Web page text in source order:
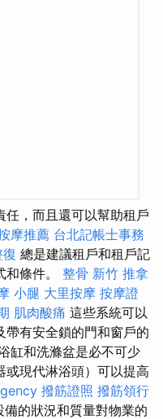
任，而且還可以幫助租戶
摩推薦 台北記帳士事務
總是建議租戶和租戶記
條件。 整骨 新竹 推拿
小腿 大里按摩 按摩證
肌肉酸痛 這些系統可以
帶有安全鎖的門和窗戶的
缸和洗滌盆是必不可少
或現代淋浴頭）可以提高
撥筋證照 撥筋領行
備的狀況和質量對物業的